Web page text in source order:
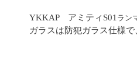
YKKAP アミティS01 ラン
ガラスは防犯ガラス仕様